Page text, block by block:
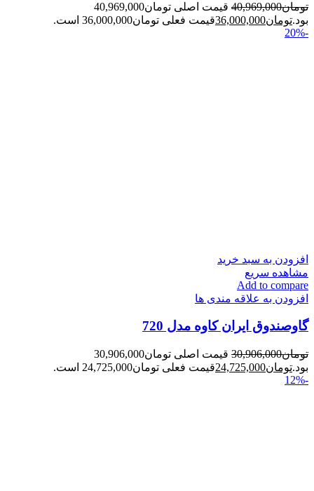
تومان40,969,000
قیمت اصلی تومان40,969,000
بود.تومان36,000,000قیمت فعلی تومان36,000,000 است.
-20%
افزودن به سبد خرید
مشاهده سریع
Add to compare
افزودن به علاقه مندی ها
گاوصندوق ایران کاوه مدل 720
تومان30,906,000
قیمت اصلی تومان30,906,000
بود.تومان24,725,000قیمت فعلی تومان24,725,000 است.
-12%